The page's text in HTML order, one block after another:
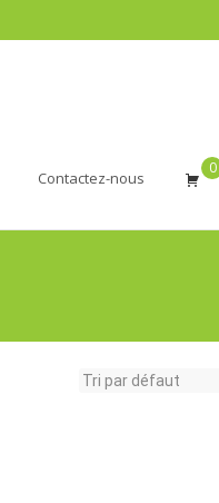
Contactez-nous
0